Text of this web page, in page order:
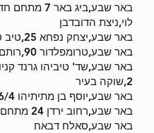
באר שבע,ביג
לוי,ניצת הדובדבן
באר שבע,יצחק נפחא 25,טיב טעם
באר שבע,טרומפלדור 90,רותם
באר שבע,שד' טיביהו גרנד
2,שוקה בעיר
באר שבע,יוסף בן מתיתיהו 76/4,חלבי לי
באר שבע,רחוב
באר שבע,סאלח דבאח